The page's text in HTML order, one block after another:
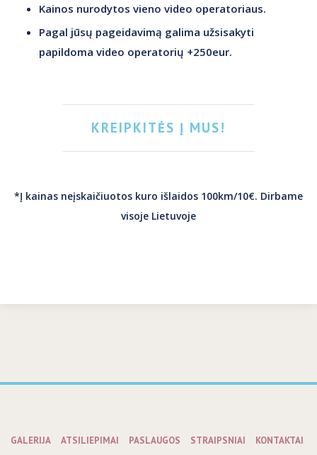
Kainos nurodytos vieno video operatoriaus.
Pagal jūsų pageidavimą galima užsisakyti
papildoma video operatorių +250eur.
KREIPKITĖS Į MUS!
*Į kainas neįskaičiuotos kuro išlaidos 100km/10€. Dirbame
visoje Lietuvoje
GALERIJA ATSILIEPIMAI PASLAUGOS STRAIPSNIAI KONTAKTAI